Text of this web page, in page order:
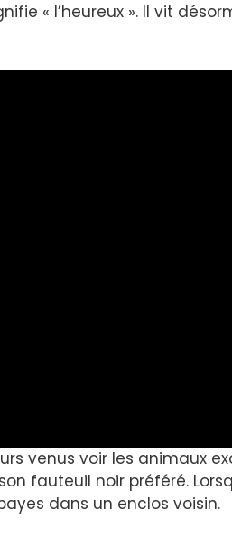
« l’heureux ». Il vit
venus voir les animaux
fauteuil noir préféré.
dans un enclos voisin.